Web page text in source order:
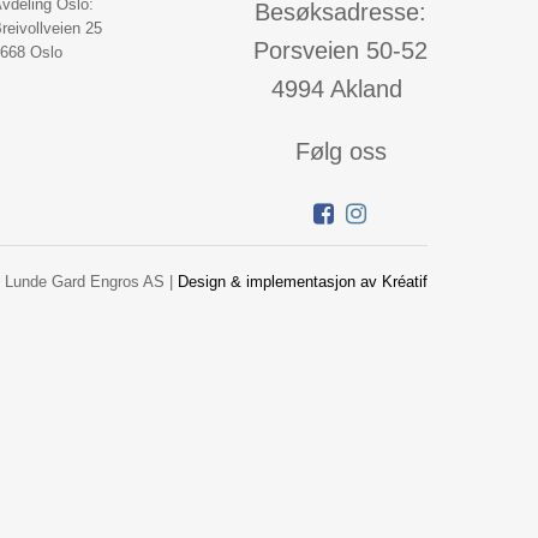
Besøksadresse:
Porsveien 50-52
4994 Akland
Følg oss
Oslo:
25
Oslo
Gard Engros AS | Design & implementasjon av Kréatif